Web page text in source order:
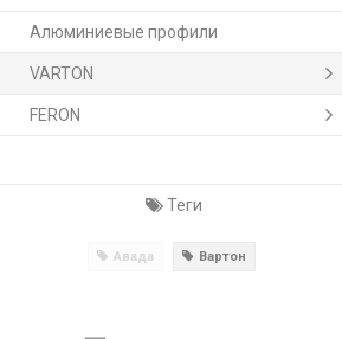
Алюминиевые профили
VARTON
FERON
Теги
Авада Вартон